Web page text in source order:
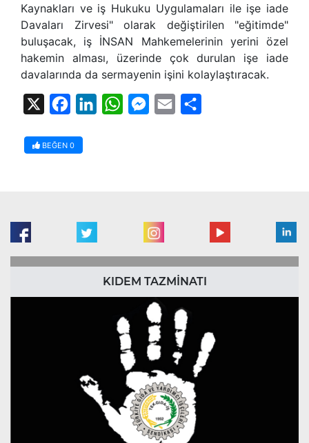
Kaynakları ve iş Hukuku Uygulamaları ile işe iade
Davaları Zirvesi" olarak değiştirilen "eğitimde"
buluşacak, iş İNSAN Mahkemelerinin yerini özel
hakemin alması, üzerinde çok durulan işe iade
davalarında da sermayenin işini kolaylaştıracak.
FacebookLinkedInWhatsAppMessenger
Email
BEĞEN 0
KIDEM TAZMİNATI